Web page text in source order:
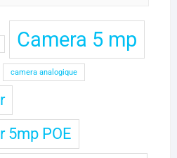
Camera 5 mp
camera analogique
5mp POE